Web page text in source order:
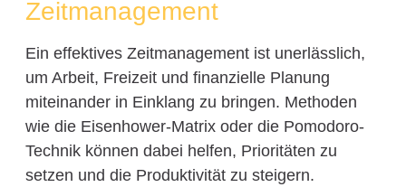
Zeitmanagement
Ein effektives Zeitmanagement ist unerlässlich,
um Arbeit, Freizeit und finanzielle Planung
miteinander in Einklang zu bringen. Methoden
wie die Eisenhower-Matrix oder die Pomodoro-
Technik können dabei helfen, Prioritäten zu
setzen und die Produktivität zu steigern.